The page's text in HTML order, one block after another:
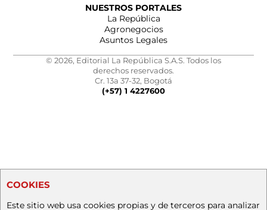
NUESTROS PORTALES
La República
Agronegocios
Asuntos Legales
© 2026, Editorial La República S.A.S. Todos los
derechos reservados.
Cr. 13a 37-32, Bogotá
(+57) 1 4227600
COOKIES
Este sitio web usa cookies propias y de terceros para analizar